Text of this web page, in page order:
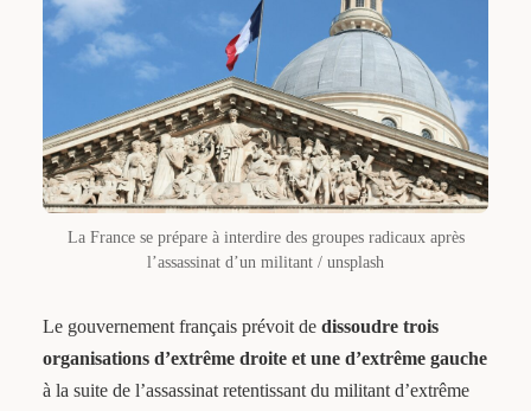
La France se prépare à interdire des groupes radicaux après
l’assassinat d’un militant / unsplash
Le gouvernement français prévoit de dissoudre trois
organisations d’extrême droite et une d’extrême gauche
à la suite de l’assassinat retentissant du militant d’extrême